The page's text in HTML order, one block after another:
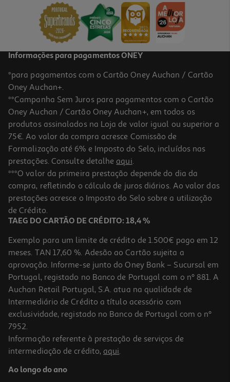
Informações para pagamentos ONEY
*para pagamentos com o Cartão Oney Auchan / Cartão
Oney Auchan+.
**Campanha Sem Juros para pagamentos com o Cartão
Oney Auchan / Cartão Oney Auchan+, em todos os
produtos assinalados na Loja de valor igual ou superior a
75€. Ao valor da compra acresce Comissão de
Formalização até 6% e Imposto do Selo, incluídos nas
prestações. Consulte detalhe aqui.
***O valor da primeira prestação depende do dia da
compra, refletindo o cálculo de juros diários. Ao valor das
prestações acresce o Imposto do Selo sobre a utilização
de Crédito.
TAEG DO CARTÃO DE CRÉDITO: 18,4 %
Exemplo para um limite de crédito de 1.500€ pago em 12
meses. TAN 17,60 %. Adesão ao Cartão sujeita a
aprovação. Informe-se junto do Oney Bank – Sucursal em
Portugal, registado no Banco de Portugal com o nº 881. A
Auchan Retail Portugal, S.A. atua na qualidade de
Intermediário de Crédito a título acessório com
exclusividade, registado no Banco de Portugal com o nº
7952.
Informação referente à prestação de serviços de
intermediação de crédito, aqui.
Ao longo do ano